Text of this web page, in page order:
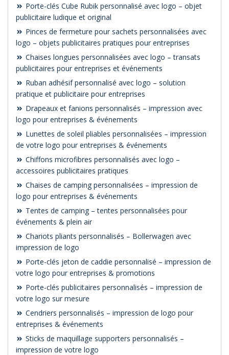
Porte-clés Cube Rubik personnalisé avec logo – objet
publicitaire ludique et original
Pinces de fermeture pour sachets personnalisées avec
logo – objets publicitaires pratiques pour entreprises
Chaises longues personnalisées avec logo – transats
publicitaires pour entreprises et événements
Ruban adhésif personnalisé avec logo – solution
pratique et publicitaire pour entreprises
Drapeaux et fanions personnalisés – impression avec
logo pour entreprises & événements
Lunettes de soleil pliables personnalisées – impression
de votre logo pour entreprises & événements
Chiffons microfibres personnalisés avec logo –
accessoires publicitaires pratiques
Chaises de camping personnalisées – impression de
logo pour entreprises & événements
Tentes de camping – tentes personnalisées pour
événements & plein air
Chariots pliants personnalisés – Bollerwagen avec
impression de logo
Porte-clés jeton de caddie personnalisé – impression de
votre logo pour entreprises & promotions
Porte-clés publicitaires personnalisés – impression de
votre logo sur mesure
Cendriers personnalisés – impression de logo pour
entreprises & événements
Sticks de maquillage supporters personnalisés –
impression de votre logo